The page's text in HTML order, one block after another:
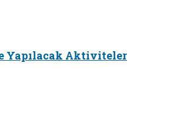
Yapılacak Aktiviteler